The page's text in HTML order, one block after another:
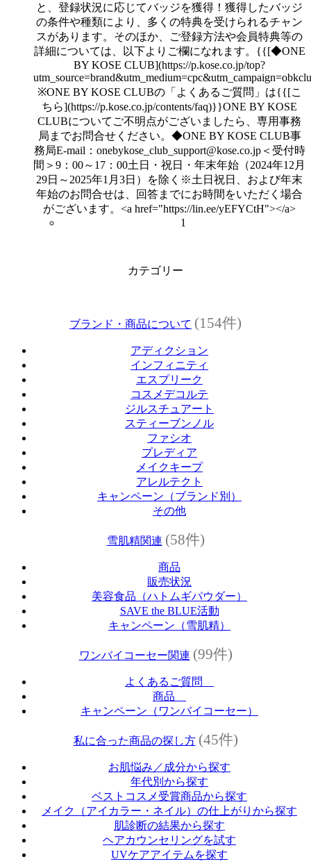
と、登録状況に応じてバッジを獲得！獲得したバッジ
の条件や種類により、多くの特典を受けられるチャン
スがあります。そのほか、ご登録方法や会員特典等の
詳細については、以下よりご欄になれます。{{[◆ONE
BY KOSE CLUB](https://p.kose.co.jp/top?
※ONE BY KOSE CLUBの「よくあるご質問」は{{[こ
ちら](https://p.kose.co.jp/contents/faq)}}ONE BY KOSE
CLUBについてご不明点がございましたら、専用事務
局までお問合せください。◆ONE BY KOSE CLUB事
務局E-mail：onebykose_club_support@kose.co.jp＜受付時
間＞9：00～17：00土日・祝日・年末年始（2024年12月
29日～2025年1月3日）を除く※土日祝日、および年末
年始のお問合せは、回答までにお時間をいただく場合
がございます。<a href="https://lin.ee/yEFYCtH"></a>
1
カテゴリー
ブランド・商品について (154件)
アディクション
インフィニティ
エスプリーク
コスメデコルテ
ジルスチュアート
スティーブンノル
ファシオ
プレディア
メイクキープ
アレルテクト
キャンペーン（ブランド別）
その他
雪肌精関連 (58件)
商品
販売状況
美容食品（ハトムギパウダー）
SAVE the BLUE活動
キャンペーン（雪肌精）
ワンバイコーセー関連 (99件)
よくあるご質問
商品
キャンペーン（ワンバイコーセー）
私に合った商品の探し方 (45件)
お肌悩み／成分から探す
年代別から探す
ベストコスメ受賞商品から探す
メイク（アイカラー・ネイル）の仕上がりから探す
肌診断の結果から探す
ヘアカウンセリングを試す
UVケアアイテムを探す